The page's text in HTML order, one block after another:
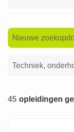
Nieuwe
Techniek,
45 opleidingen